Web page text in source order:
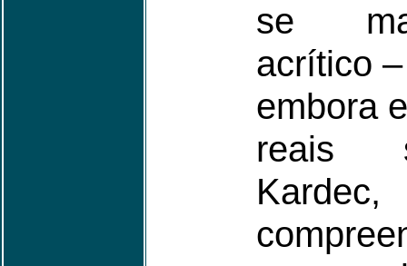
se
acrítico
embora
reais